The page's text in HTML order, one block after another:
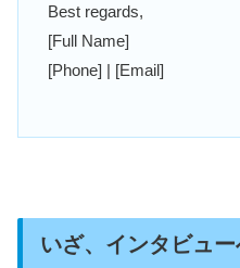
Best regards,
[Full Name]
[Phone] | [Email]
いざ、インタビュー